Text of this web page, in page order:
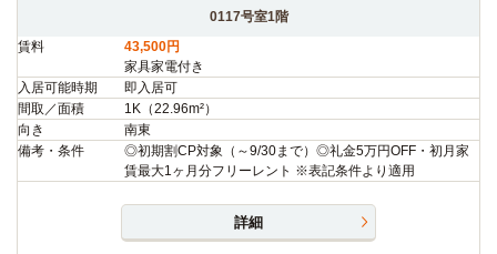
0117号室1階
賃料
43,500円
家具家電付き
入居可能時期
即入居可
間取／面積
1K（22.96m²）
向き
南東
備考・条件
◎初期割CP対象（～9/30まで）◎礼金5万円OFF・初月家
賃最大1ヶ月分フリーレント ※表記条件より適用
詳細